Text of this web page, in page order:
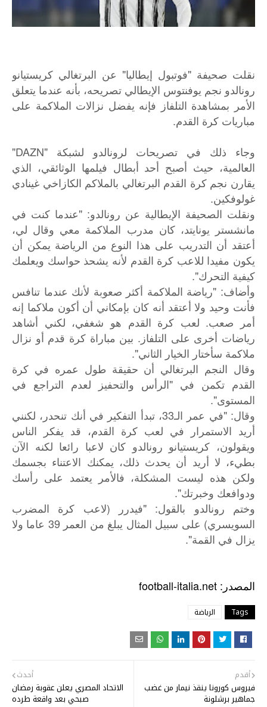
نقلت صحيفة "فوتبول إيطاليا" عن البرتغالي كريستيانو
رونالدو نجم يوفنتوس الإيطالي تصريحه، بأنه عندما يتعلق
الأمر بمشاهدة التلفاز فإنه يفضل نزالات الملاكمة على
مباريات كرة القدم.
وجاء ذلك في تصريحات لرونالدو لشبكة "DAZN"
العالمية، حيث أصبح أحد أبطال فيلمها الوثائقي، الذي
يقارن نجم كرة القدم البرتغالي بالملاكم الكازاخي غينادي
غولوفكين.
ونقلت الصحيفة الإيطالية عن رونالدو: "عندما كنت في
مانشستر يونايتد، كان مدرب الملاكمة معي وقال لي،
أعتقد أن التدريب على هذا النوع من الرياضة يمكن أن
يكون مفيدا للاعب كرة القدم لأنه يشحذ حواسك ويعلمك
كيفية التحرك".
وأضاف: "رياضة الملاكمة أكثر صعوبة لأنك عندما تنافس
فأنت وحيد ولا أعتقد أنه كان بإمكاني أن أكون ملاكما إنه
أمر صعب. لعب كرة القدم هو شغفي، لكني أشاهد
رياضات أخرى على التلفاز. بين مباراة كرة قدم أو نزال
ملاكمة سأختار الخيار الثاني".
وقال النجم البرتغالي أن حقيقة طول عمره في كرة
القدم تكمن في "الرأس والتحفيز لعدم التراجع في
المستوى".
وقال: "في عمر الـ33، تبدأ التفكير في أنك تنحدر، لكنني
أريد الاستمرار في لعب كرة القدم، قد يفكر الناس
ويقولون، كريستيانو رونالدو كان لاعبا رائعا لكنه الآن
بطيء، لا أريد أن يحدث ذلك، يمكنك الاعتناء بجسمك
ولكن هذه ليست المشكلة، فالأمر يعتمد على رأسك
ودوافعك وخبرتك".
وختم رونالدو بالقول: "فيدرر (لاعب كرة المضرب
السويسري) على سبيل المثال يبلغ من العمر 39 عاما ولا
يزال في القمة".
المصدر :
football-italia.net
Tags الرياضة
أحدث
الاتحاد المصري يعلن عقوبة رمضان
صبحي بعد واقعة طرده
أقدم
فيروس كورونا ينقذ نيمار من غضب
جماهير برشلونة